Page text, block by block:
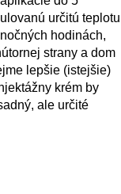
určitú teplotu
hodinách,
strany a dom
lepšie (istejšie)
krém by
ale určité